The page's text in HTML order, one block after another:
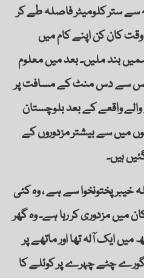
سے ستر کلومیٹر فاصلہ طے کر
کان کن اپنے کام میں
بند ملیں۔ بعد میں معلوم
سے دس منٹ کے مسافت پر
واقعے کے بعد بلوچستان
میں سے بیشتر مزدوروں کے
ہیں۔
خیبر پختونخوا سے ہے ، وہ کئی
میں مزدوری کر رہا ہے۔ وہ گھر
ایک آلہ تھا اور ماتھے پر
چٹے چہرے پر کوئلے کا